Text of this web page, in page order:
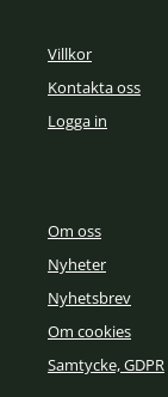
Villkor
Kontakta oss
Logga in
Om oss
Nyheter
Nyhetsbrev
Om cookies
Samtycke, GDPR